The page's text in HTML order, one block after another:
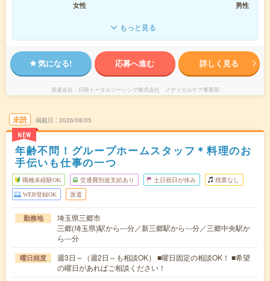
女性
男性
もっと見る
気になる! 応募へ進む 詳しく見る
派遣会社 日研トータルソーシング株式会社 メディカルケア事業部
未読
NEW
掲載日 2026/08/05
年齢不問！グループホームスタッフ＊料理のお
手伝いも仕事の一つ
職種未経験OK 交通費別途支給あり 土日祝日が休み 残業なし
WEB登録OK 派遣
勤務地
埼玉県三郷市
三郷(埼玉県)駅から---分／新三郷駅から---分／三郷中央駅か
ら---分
曜日頻度
週3日～（週2日～も相談OK） ■曜日固定の相談OK！ ■希望
の曜日があればご相談ください！